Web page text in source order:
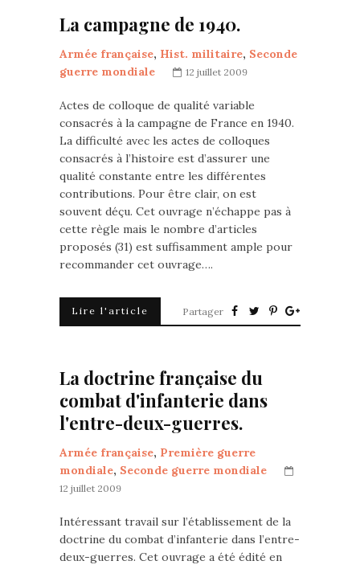
La campagne de 1940.
Armée française, Hist. militaire, Seconde
guerre mondiale
12 juillet 2009
Actes de colloque de qualité variable
consacrés à la campagne de France en 1940.
La difficulté avec les actes de colloques
consacrés à l’histoire est d’assurer une
qualité constante entre les différentes
contributions. Pour être clair, on est
souvent déçu. Cet ouvrage n’échappe pas à
cette règle mais le nombre d’articles
proposés (31) est suffisamment ample pour
recommander cet ouvrage….
Lire l'article Partager
La doctrine française du
combat d'infanterie dans
l'entre-deux-guerres.
Armée française, Première guerre
mondiale, Seconde guerre mondiale
12 juillet 2009
Intéressant travail sur l’établissement de la
doctrine du combat d’infanterie dans l’entre-
deux-guerres. Cet ouvrage a été édité en